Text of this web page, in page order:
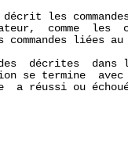
les
comme  les
commandes liées au
décrites  dans
se termine
a réussi ou